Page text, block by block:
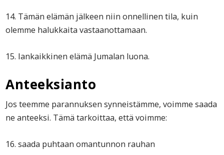
14. Tämän elämän jälkeen niin onnellinen tila, kuin
olemme halukkaita vastaanottamaan.
15. Iankaikkinen elämä Jumalan luona.
Anteeksianto
Jos teemme parannuksen synneistämme, voimme saada
ne anteeksi. Tämä tarkoittaa, että voimme:
16. saada puhtaan omantunnon rauhan